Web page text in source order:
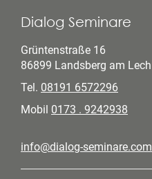
Dialog Seminare
Grüntenstraße 16
86899 Landsberg am Lech
Tel. 08191 6572296
Mobil 0173 . 9242938
info@dialog-seminare.com